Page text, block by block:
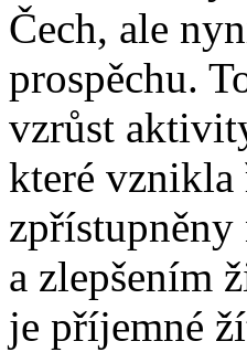
Čech, ale
prospěchu.
vzrůst
které vznikla
a zlepšením
je příjemné